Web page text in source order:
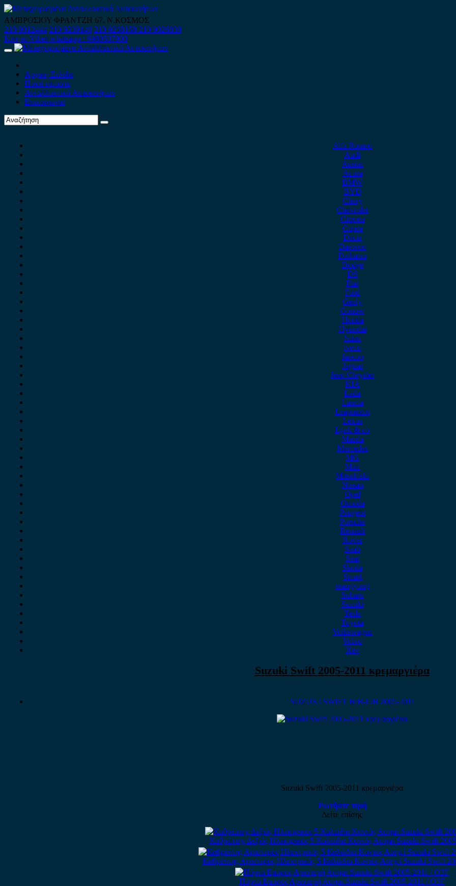
Skip
to
content
ΑΜΒΡΟΣΙΟΥ ΦΡΑΝΤΖΗ 67, Ν.ΚΟΣΜΟΣ
210 9012444 210 9239148 210 9238158 210 9026839
Κινητό-Viber-whatsapp : 6980507900
Primary
Αρχική Σελίδα
Ποιοί είμαστε
Ανταλλακτικά Αυτοκινήτων
Επικοινωνία
Alfa Romeo
Audi
Austin
Acura
BMW
BYD
Chery
Chevrolet
Citroen
Cupra
Dacia
Daewoo
Daihatsu
Dodge
DS
Fiat
Ford
Geely
Gonow
Honda
Hyundai
Isuzu
iveco
Jaecoo
Jaguar
Jeep Chrysler
KIA
Lada
Lancia
Leapmotor
Lexus
Lynk & co
Mazda
Mercedes
MG
Mini
Mitsubishi
Nissan
Opel
Omoda
Peugeot
Porsche
Renault
Rover
Saab
Seat
Skoda
Smart
ssangyong
Subaru
Suzuki
Tesla
Toyota
Volkswagen
Volvo
Xev
Suzuki Swift 2005-2011 κρεμαργιέρα
SUZUKI SWIFT H/B-L/B 2005-2011
Suzuki Swift 2005-2011 κρεμαργιέρα
Ρωτήστε τιμή
Δείτε επίσης
Καθρέπτης Δεξιός Ηλεκτρικός 5 Καλώδια Κοντός Ασημί Suzuki Swift
Καθρέπτης Αριστερός Ηλεκτρικός 5 Καλώδια Κοντός Ασημί Suzuki Swift
Πόρτα Εμπρός Αριστερή Ασημί Suzuki Swift 2005-2011 / Ο3Γ